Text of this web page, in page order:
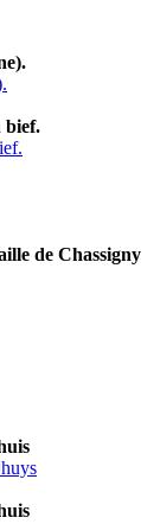
bief.
de Chassigny